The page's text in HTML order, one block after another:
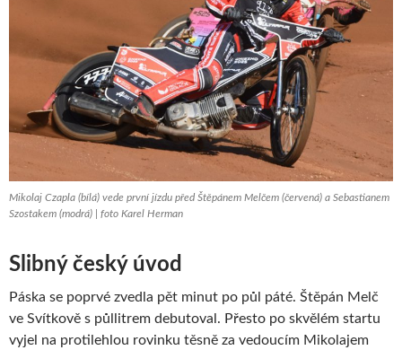
Mikolaj Czapla (bílá) vede první jízdu před Štěpánem Melčem (červená) a Sebastianem
Szostakem (modrá) | foto Karel Herman
Slibný český úvod
Páska se poprvé zvedla pět minut po půl páté. Štěpán Melč
ve Svítkově s půllitrem debutoval. Přesto po skvělém startu
vyjel na protilehlou rovinku těsně za vedoucím Mikolajem